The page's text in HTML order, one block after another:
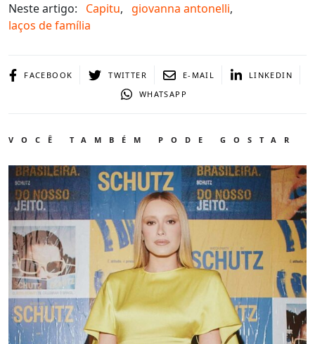
Neste artigo: Capitu, giovanna antonelli,
laços de família
FACEBOOK TWITTER E-MAIL
LINKEDIN
WHATSAPP
VOCÊ TAMBÉM PODE GOSTAR